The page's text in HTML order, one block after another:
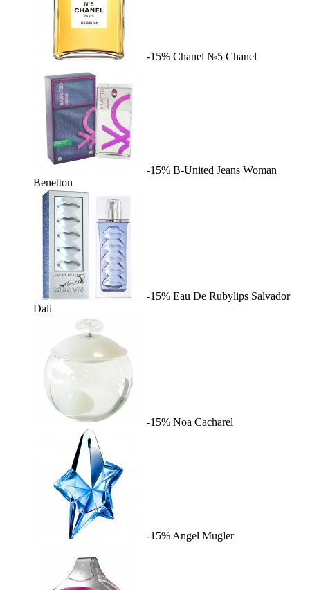
-15% Chanel №5 Chanel
-15% B-United Jeans Woman
Benetton
-15% Eau De Rubylips Salvador
Dali
-15% Noa Cacharel
-15% Angel Mugler